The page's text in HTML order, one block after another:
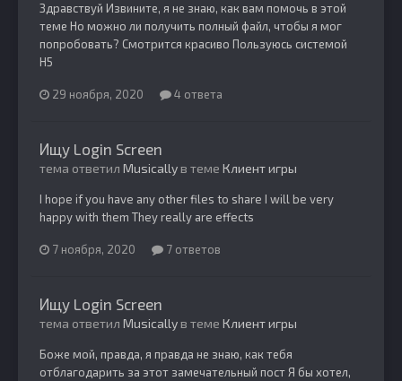
Здравствуй Извините, я не знаю, как вам помочь в этой
теме Но можно ли получить полный файл, чтобы я мог
попробовать? Смотрится красиво Пользуюсь системой
H5
29 ноября, 2020 4 ответа
Ищу Login Screen
тема ответил Musicallyв теме Клиент игры
I hope if you have any other files to share I will be very
happy with them They really are effects
7 ноября, 2020 7 ответов
Ищу Login Screen
тема ответил Musicallyв теме Клиент игры
Боже мой, правда, я правда не знаю, как тебя
отблагодарить за этот замечательный пост Я бы хотел,